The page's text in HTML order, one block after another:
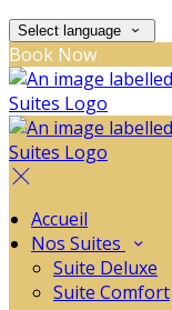
Select language
Book Now
Accueil
Nos Suites
Suite Deluxe
Suite Comfort